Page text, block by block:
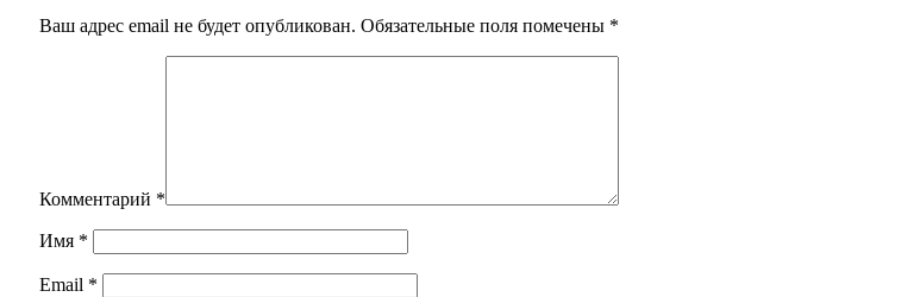
Ваш адрес email не будет опубликован. Обязательные поля помечены *
Комментарий *
Имя *
Email *